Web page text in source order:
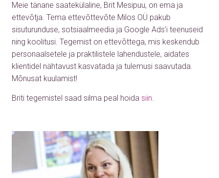
Meie tänane saatekülaline, Brit Mesipuu, on ema ja
ettevõtja. Tema ettevõttevõte Milos OÜ pakub
sisuturunduse, sotsiaalmeedia ja Google Ads’i teenuseid
ning koolitusi. Tegemist on ettevõttega, mis keskendub
personaalsetele ja praktilistele lahendustele, aidates
klientidel nähtavust kasvatada ja tulemusi saavutada.
Mõnusat kuulamist!
Briti tegemistel saad silma peal hoida siin.